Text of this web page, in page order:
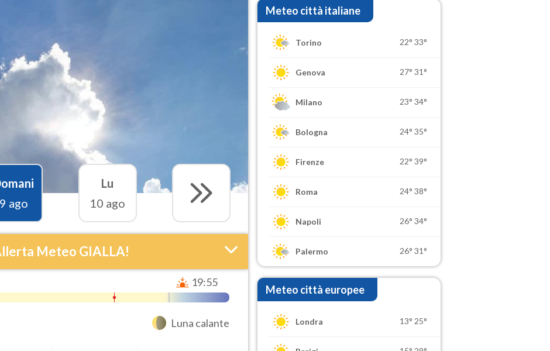
9 ago
Lu
10 ago
Meteo GIALLA!
19:55
Luna calante
Meteo città italiane
Torino 22° 33°
Genova 27° 31°
Milano 23° 34°
Bologna 24° 35°
Firenze 22° 39°
Roma 24° 38°
Napoli 26° 34°
Palermo 26° 31°
Meteo città europee
Londra 13° 25°